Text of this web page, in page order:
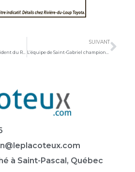
Rénald Bernier réélu président du RESAM
SUIVANT
à Saint-Pascal, Québec